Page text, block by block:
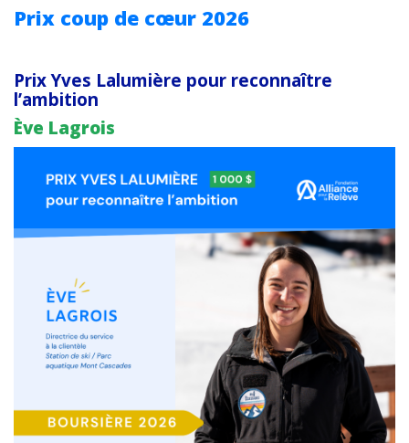
Prix coup de cœur 2026
Prix Yves Lalumière pour reconnaître
l’ambition
Ève Lagrois